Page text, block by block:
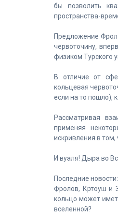
бы позволить
пространства-
Предложение
червоточину,
физиком Турского
В отличие от
кольцевая
если на то пошло),
Рассматривая
применяя
искривления в
И вуаля! Дыра во
Последние
Фролов, Кртоуш и
кольцо может
вселенной?